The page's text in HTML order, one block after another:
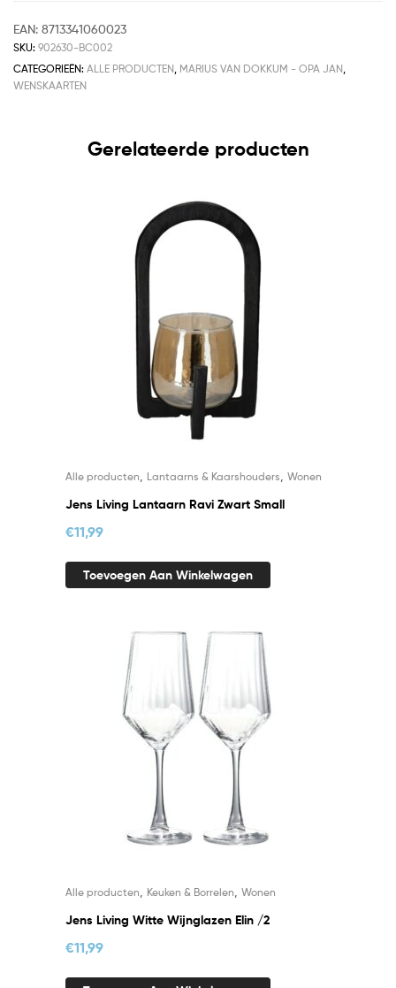
EAN: 8713341060023
SKU: 902630-BC002
CATEGORIEËN: ALLE PRODUCTEN MARIUS VAN DOKKUM - OPA JAN
WENSKAARTEN
Gerelateerde producten
Alle producten Lantaarns & Kaarshouders Wonen
Jens Living Lantaarn Ravi Zwart Small
€11,99
Toevoegen Aan Winkelwagen
Alle producten Keuken & Borrelen Wonen
Jens Living Witte Wijnglazen Elin /2
€11,99